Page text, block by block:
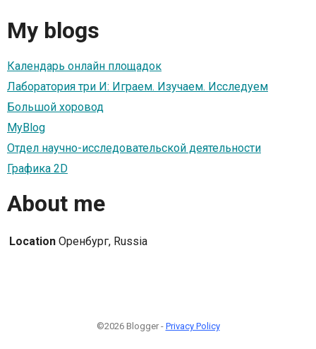
My blogs
Календарь онлайн площадок
Лаборатория три И: Играем. Изучаем. Исследуем
Большой хоровод
MyBlog
Отдел научно-исследовательской деятельности
Графика 2D
About me
Location Оренбург, Russia
©2026 Blogger - Privacy Policy